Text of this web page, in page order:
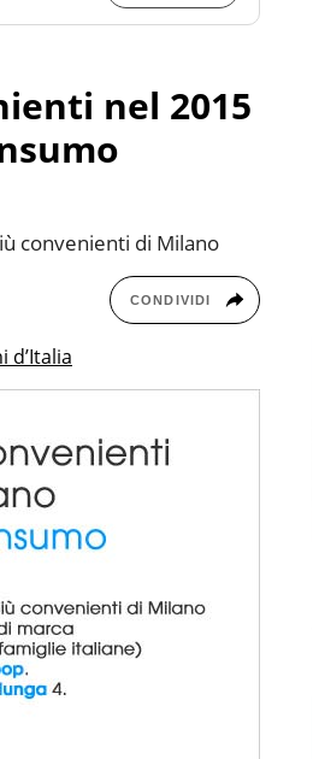
nel 2015
convenienti di Milano
CONDIVIDI
d’Italia